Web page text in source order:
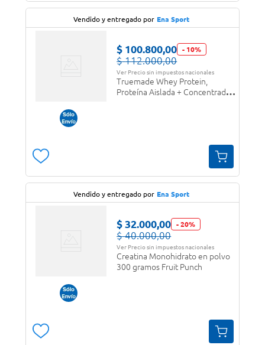
Vendido y entregado por Ena Sport
$ 100.800,00 - 10%
$ 112.000,00
Ver Precio sin impuestos nacionales
Truemade Whey Protein,
Proteína Aislada + Concentrada
Vendido y entregado por Ena Sport
$ 32.000,00 -20%
$ 40.000,00
Ver Precio sin impuestos nacionales
Creatina Monohidrato en polvo
300 gramos Fruit Punch